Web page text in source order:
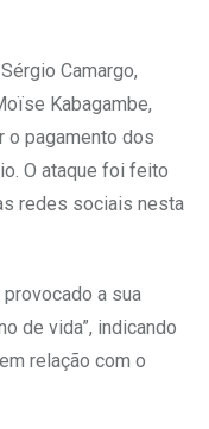
Camargo,
Kabagambe,
o pagamento dos
O ataque foi feito
redes sociais nesta
a sua
de vida”, indicando
relação com o